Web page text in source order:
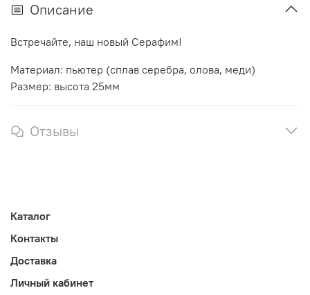
Описание
Встречайте, наш новый Серафим!
Материал: пьютер (сплав серебра, олова, меди)
Размер: высота 25мм
Отзывы
Каталог
Контакты
Доставка
Личный кабинет